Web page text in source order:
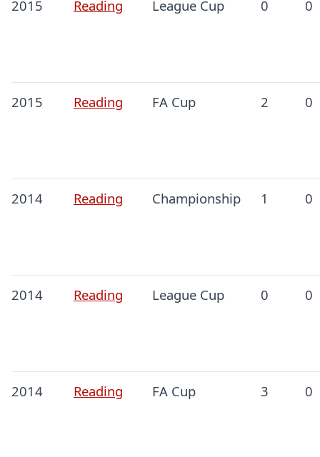
2015 Reading League Cup 0 0
2015 Reading FA Cup 2 0
2014 Reading Championship 1 0
2014 Reading League Cup 0 0
2014 Reading FA Cup 3 0